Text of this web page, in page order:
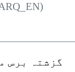
گزشتہ برس